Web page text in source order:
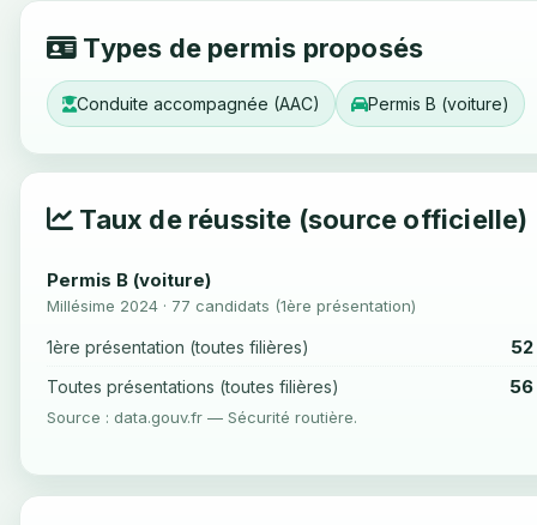
Types de permis proposés
Conduite accompagnée (AAC) Permis B (voiture)
Taux de réussite (source officielle)
Permis B (voiture)
Millésime 2024 · 77 candidats (1ère présentation)
1ère présentation (toutes filières)
Toutes présentations (toutes filières) 56
Source : data.gouv.fr — Sécurité routière.